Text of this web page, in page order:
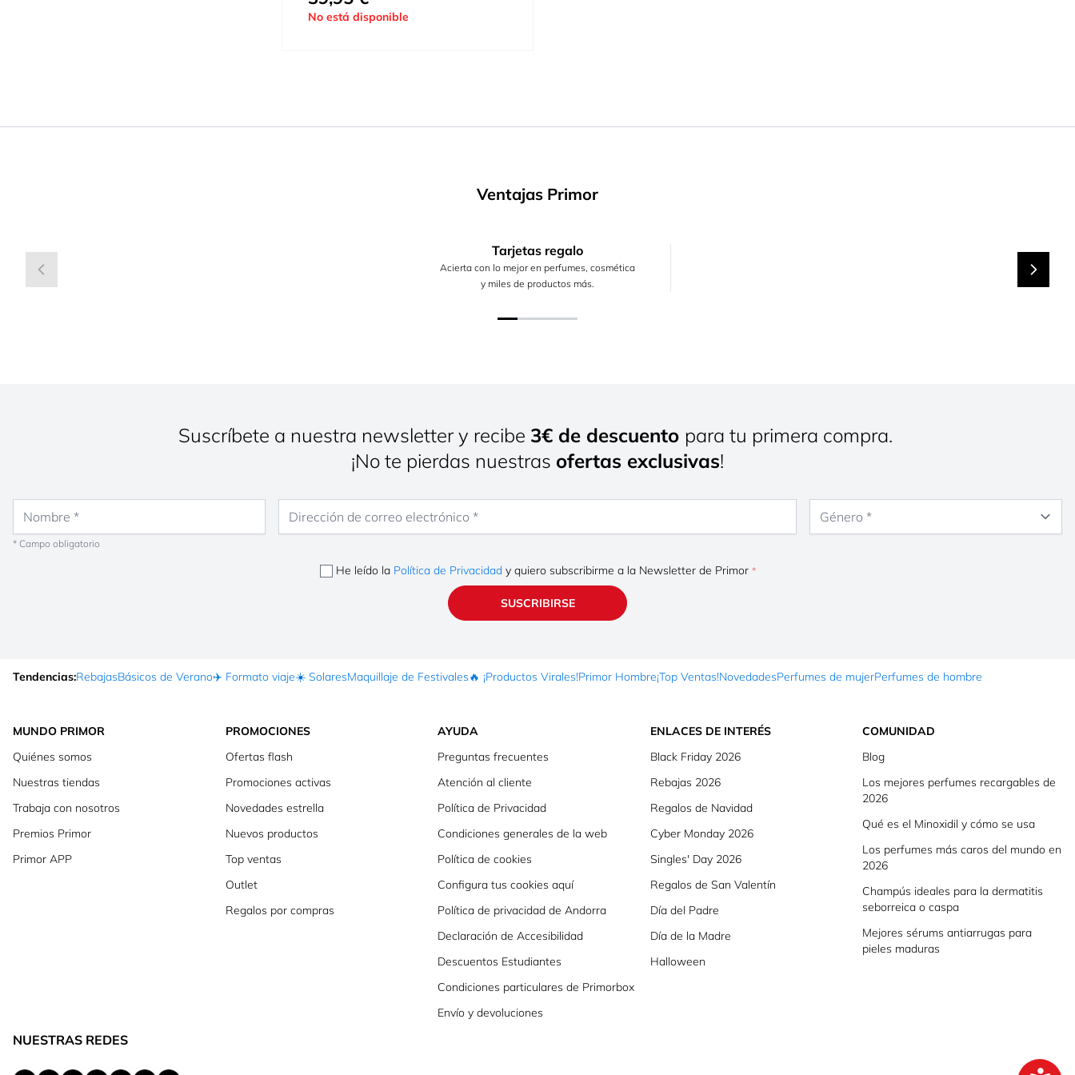
No está disponible
Ventajas Primor
Tarjetas regalo
Acierta con lo mejor en perfumes, cosmética
y miles de productos más.
Suscríbete a nuestra newsletter y recibe 3€ de descuento para tu primera compra.
¡No te pierdas nuestras ofertas exclusivas!
* Campo obligatorio
He leído la Política de Privacidady quiero subscribirme a la Newsletter de Primor
SUSCRIBIRSE
Tendencias:RebajasBásicos de Verano✈️ Formato viaje☀️ SolaresMaquillaje de Festivales🔥 ¡Productos Virales!Primor Hombre¡Top Ventas!NovedadesPerfumes de mujerPerfumes de hombre
MUNDO PRIMOR
Quiénes somos
Nuestras tiendas
Trabaja con nosotros
Premios Primor
Primor APP
PROMOCIONES
Ofertas flash
Promociones activas
Novedades estrella
Nuevos productos
Top ventas
Outlet
Regalos por compras
AYUDA
Preguntas frecuentes
Atención al cliente
Política de Privacidad
Condiciones generales de la web
Política de cookies
Configura tus cookies aquí
Política de privacidad de Andorra
Declaración de Accesibilidad
Descuentos Estudiantes
Condiciones particulares de Primorbox
Envío y devoluciones
ENLACES DE INTERÉS
Black Friday 2026
Rebajas 2026
Regalos de Navidad
Cyber Monday 2026
Singles' Day 2026
Regalos de San Valentín
Día del Padre
Día de la Madre
Halloween
COMUNIDAD
Blog
Los mejores perfumes recargables de
2026
Qué es el Minoxidil y cómo se usa
Los perfumes más caros del mundo en
2026
Champús ideales para la dermatitis
seborreica o caspa
Mejores sérums antiarrugas para
pieles maduras
NUESTRAS REDES